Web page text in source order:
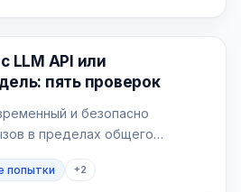
LLM API или
пять проверок
и безопасно
в пределах общего
этого процесса.
попытки +2